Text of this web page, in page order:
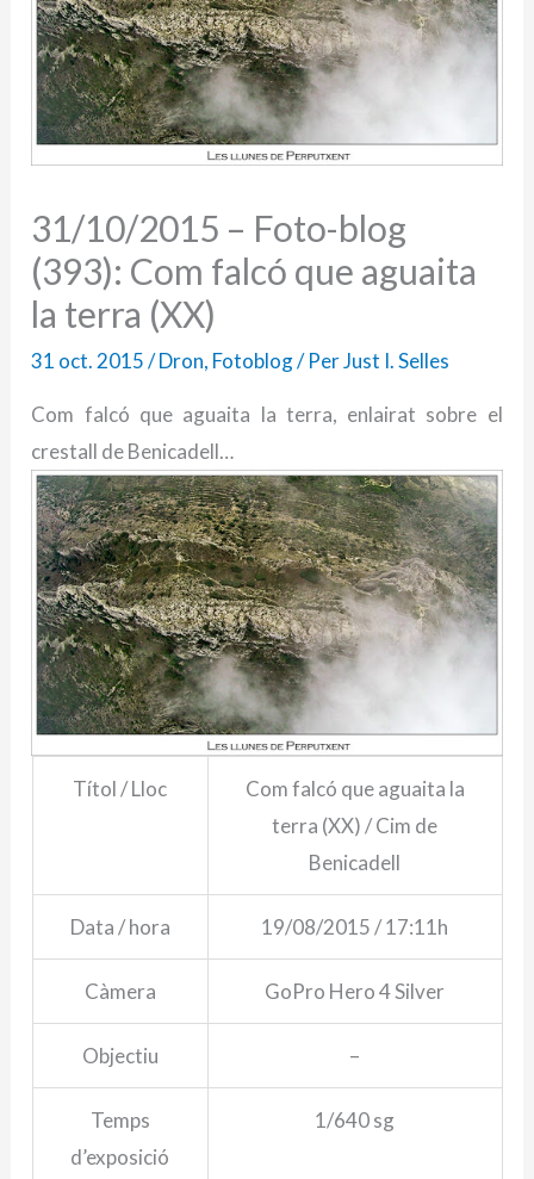
31/10/2015 – Foto-blog
(393): Com falcó que aguaita
la terra (XX)
31 oct. 2015/Dron, Fotoblog/ PerJust I. Selles
Com falcó que aguaita la terra, enlairat sobre el
crestall de Benicadell…
Títol / Lloc
Com falcó que aguaita la
terra (XX) / Cim de
Benicadell
Data / hora 19/08/2015 / 17:11h
Càmera GoPro Hero 4 Silver
Objectiu –
Temps
d’exposició
1/640 sg